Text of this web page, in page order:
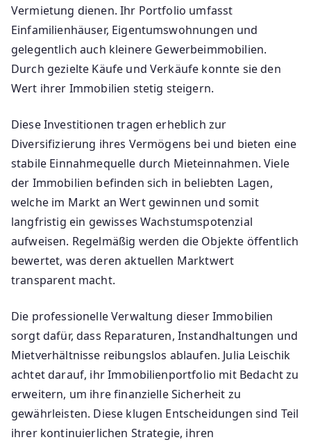
Vermietung dienen. Ihr Portfolio umfasst
Einfamilienhäuser, Eigentumswohnungen und
gelegentlich auch kleinere Gewerbeimmobilien.
Durch gezielte Käufe und Verkäufe konnte sie den
Wert ihrer Immobilien stetig steigern.
Diese Investitionen tragen erheblich zur
Diversifizierung ihres Vermögens bei und bieten eine
stabile Einnahmequelle durch Mieteinnahmen. Viele
der Immobilien befinden sich in beliebten Lagen,
welche im Markt an Wert gewinnen und somit
langfristig ein gewisses Wachstumspotenzial
aufweisen. Regelmäßig werden die Objekte öffentlich
bewertet, was deren aktuellen Marktwert
transparent macht.
Die professionelle Verwaltung dieser Immobilien
sorgt dafür, dass Reparaturen, Instandhaltungen und
Mietverhältnisse reibungslos ablaufen. Julia Leischik
achtet darauf, ihr Immobilienportfolio mit Bedacht zu
erweitern, um ihre finanzielle Sicherheit zu
gewährleisten. Diese klugen Entscheidungen sind Teil
ihrer kontinuierlichen Strategie, ihren